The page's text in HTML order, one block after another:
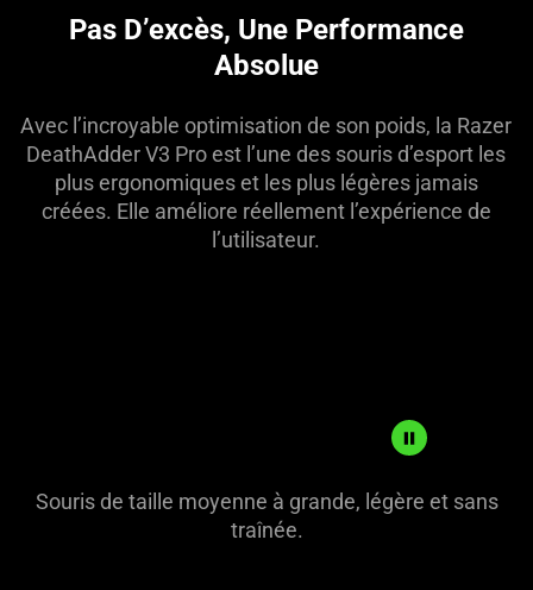
Pas D’excès, Une Performance
Absolue
Avec l’incroyable optimisation de son poids, la Razer
DeathAdder V3 Pro est l’une des souris d’esport les
plus ergonomiques et les plus légères jamais
créées. Elle améliore réellement l’expérience de
l’utilisateur.
Description
Souris de taille moyenne à grande, légère et sans
traînée.